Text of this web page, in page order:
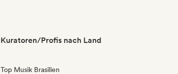
Kuratoren/Profis nach Land
Top Musik Brasilien